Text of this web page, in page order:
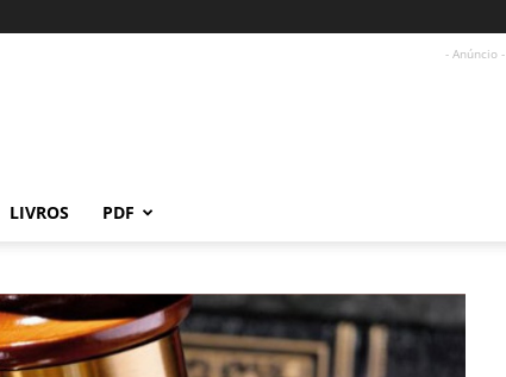
- Anúncio -
LIVROS PDF